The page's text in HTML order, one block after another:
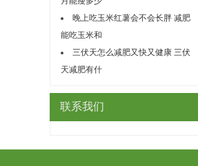
晚上吃玉米红薯会不会长胖 减肥
能吃玉米和
三伏天怎么减肥又快又健康 三伏
天减肥有什
联系我们